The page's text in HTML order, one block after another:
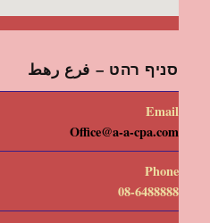
סניף רהט – فرع رهط
Email
Office@a-a-cpa.com
Phone
08-6488888